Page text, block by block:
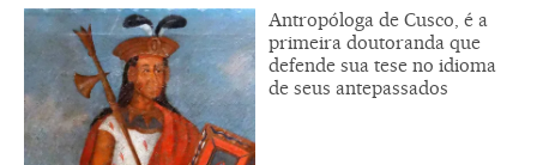
Antropóloga de Cusco, é a
primeira doutoranda que
defende sua tese no idioma
de seus antepassados